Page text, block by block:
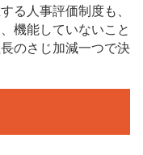
る人事評価制度も、
機能していないこと
のさじ加減一つで決